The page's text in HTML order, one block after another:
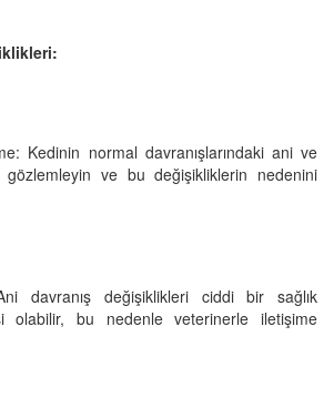
Kedinin normal davranışlarındaki ani ve
gözlemleyin ve bu değişikliklerin nedenini
davranış değişiklikleri ciddi bir sağlık
olabilir, bu nedenle veterinerle iletişime